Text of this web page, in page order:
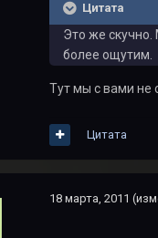
Цитата
Это же скучно.
более ощутим.
Тут мы с вами не
Цитата
18 марта, 2011